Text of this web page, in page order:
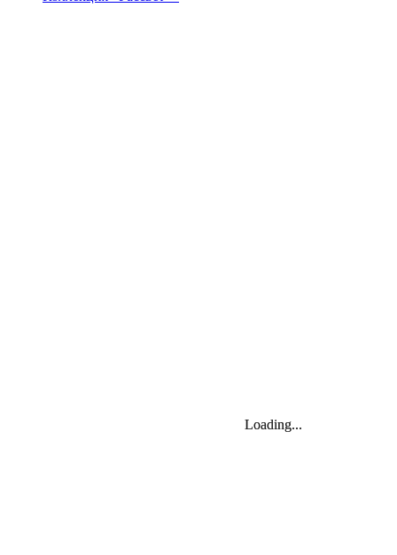
Loading...
Loading...
Loading...